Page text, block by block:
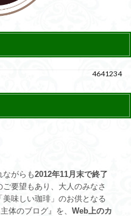
4641234
ながらも2012年11月末で終了
要望もあり、大人のみなさ
味しい珈琲」のお供となる
体のブログ』を、 Web上のカ